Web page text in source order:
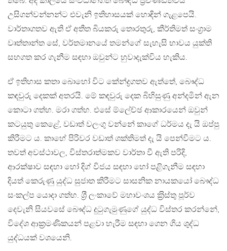
උසිගන්වන්නන්ට එවැනි ඉතිහාසයක් හොඳින් ගැළපෙයි.
වාර්තාගතව ඇති ඒ අතීත බියකරු තොරතුරු, කීර්තිමත් සංග‍්‍රාම
වෘත්තාන්ත සේ, වර්තමානයේ තමන්ගේ සැහැසි භාවය යුක්ති
සහගත කර ගැනීම සඳහා ඔවුන්ට හුවාදැක්විය හැකිය.
ඒ ඉතිහාස කතා බොහෝ විට කේන්ද්‍රගතව ඇත්තේ, බෞද්ධ
කඳවුරු දෙකක් අතරයි. මේ කඳවුරු දෙක බිහිසුණු අන්දමින් ඇන
කොටා ගත්හ. මරා ගත්හ. එසේ ම්ලේච්ඡ ආකාරයෙන් ඔවුන්
කටයුතු කෙළේ, වඩාත් වලංගු වන්නේ කාගේ ධර්මය දැ යි ඔප්පු
කිරීමට ය. කාහේ පිරිවර වඩාත් ශක්තිමත් දැ යි පෙන්වීමට ය.
තවත් අවස්ථාවල, විස්තරාත්මකව වාර්තා වී ඇති පරිදි,
ආරක්ෂාව සඳහා හෝ දිග් විජය සඳහා හෝ පළිගැනීම සඳහා
දියත් කෙරුණු යුද්ධ සුජාත කිරීමට සාසනික නායකයෝ බෞද්ධ
සංකල්ප යොදා ගත්හ. ශ‍්‍රී ලංකාවේ මහාවංශය ක‍්‍රිස්තු පූර්ව
දෙවැනි සියවසේ බෞද්ධ දුටුගැමුණුගේ යුද්ධ විස්තර කරන්නේ,
විදේශ ආක‍්‍රමණිකයන් පළවා හැරීම සඳහා ගෙන ගිය ශුද්ධ
යුද්ධයක් වශයෙනි.